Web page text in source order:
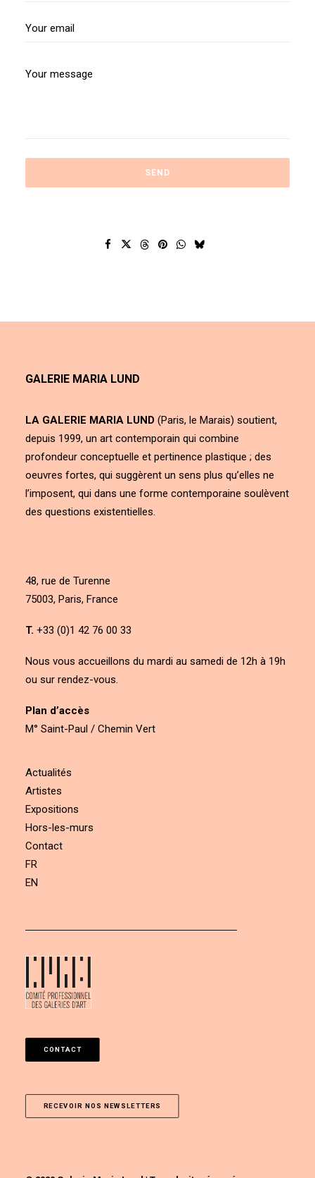
GALERIE MARIA LUND
LA GALERIE MARIA LUND (Paris, le Marais) soutient,
depuis 1999, un art contemporain qui combine
profondeur conceptuelle et pertinence plastique ; des
oeuvres fortes, qui suggèrent un sens plus qu’elles ne
l’imposent, qui dans une forme contemporaine soulèvent
des questions existentielles.
48, rue de Turenne
75003, Paris, France
T. +33 (0)1 42 76 00 33
Nous vous accueillons du mardi au samedi de 12h à 19h
ou sur rendez-vous.
Plan d’accès
M° Saint-Paul / Chemin Vert
Actualités
Artistes
Expositions
Hors-les-murs
Contact
FR
EN
CONTACT
RECEVOIR NOS NEWSLETTERS